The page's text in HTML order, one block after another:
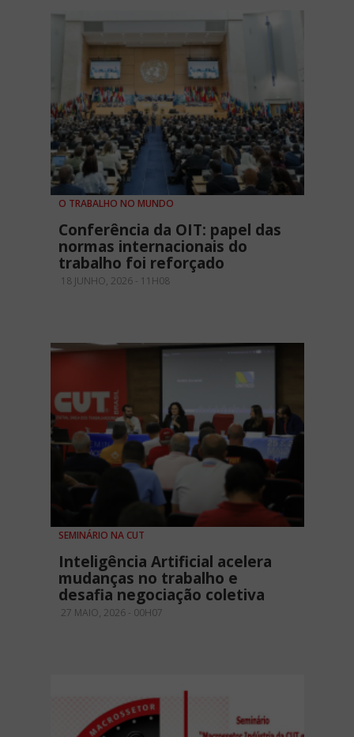
O TRABALHO NO MUNDO
Conferência da OIT: papel das
normas internacionais do
trabalho foi reforçado
18 JUNHO, 2026 - 11H08
SEMINÁRIO NA CUT
Inteligência Artificial acelera
mudanças no trabalho e
desafia negociação coletiva
27 MAIO, 2026 - 00H07